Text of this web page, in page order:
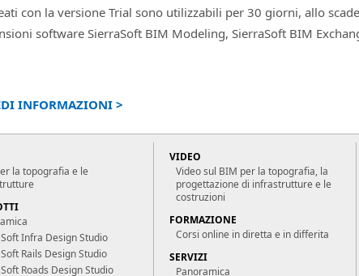
con la versione Trial sono utilizzabili per 30 giorni, allo
softwareSierraSoft BIM Modeling, SierraSoft BIM
INFORMAZIONI >
la topografia e le
Infra Design Studio
Rails Design Studio
Roads Design Studio
VIDEO
Video sul BIM per la topografia, la
progettazione di infrastrutture e le
costruzioni
FORMAZIONE
Corsi online in diretta e in differita
SERVIZI
Panoramica